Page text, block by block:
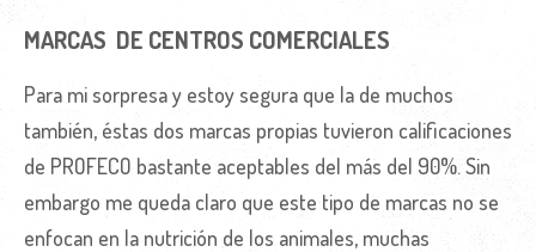
MARCAS DE CENTROS COMERCIALES
Para mi sorpresa y estoy segura que la de muchos
también, éstas dos marcas propias tuvieron calificaciones
de PROFECO bastante aceptables del más del 90%. Sin
embargo me queda claro que este tipo de marcas no se
enfocan en la nutrición de los animales, muchas